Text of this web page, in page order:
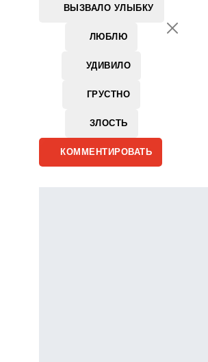
ВЫЗВАЛО УЛЫБКУ
ЛЮБЛЮ
УДИВИЛО
ГРУСТНО
ЗЛОСТЬ
КОММЕНТИРОВАТЬ